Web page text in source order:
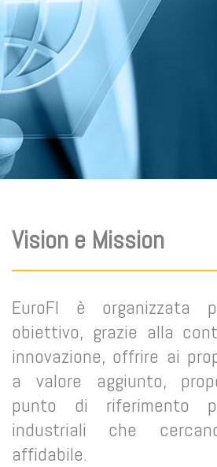
Vision e Mission
EuroFI è organizzata
obiettivo, grazie alla
innovazione, offrire ai
a valore aggiunto,
punto di riferimento
industriali che
affidabile.